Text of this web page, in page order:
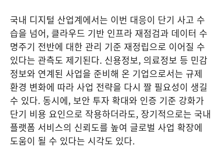
국내 디지털 산업계에서는 이번 대응이 단기 사고 수
습을 넘어, 클라우드 기반 인프라 재점검과 데이터 수
명주기 전반에 대한 관리 기준 재정립으로 이어질 수
있다는 관측도 제기된다. 신용정보, 의료정보 등 민감
정보와 연계된 사업을 준비해 온 기업으로서는 규제
환경 변화에 따라 사업 전략을 다시 짤 필요성이 생길
수 있다. 동시에, 보안 투자 확대와 인증 기준 강화가
단기 비용 요인으로 작용하더라도, 장기적으로는 국내
플랫폼 서비스의 신뢰도를 높여 글로벌 사업 확장에
도움이 될 수 있다는 시각도 있다.